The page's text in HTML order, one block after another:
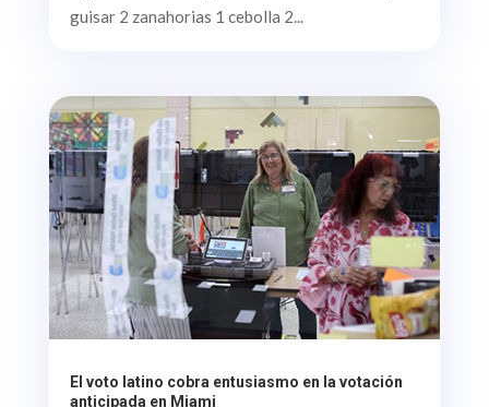
guisar 2 zanahorias 1 cebolla 2...
El voto latino cobra entusiasmo en la votación
anticipada en Miami